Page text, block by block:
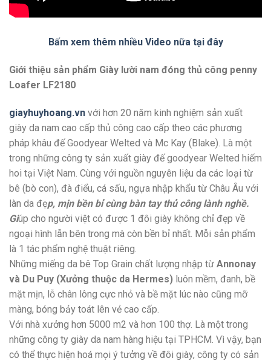
Bấm xem thêm nhiều Video nữa tại đây
Giới thiệu sản phẩm Giày lười nam đóng thủ công penny
Loafer LF2180
giayhuyhoang.vn với hơn 20 năm kinh nghiệm sản xuất
giày da nam cao cấp thủ công cao cấp theo các phương
pháp khâu đế Goodyear Welted và Mc Kay (Blake). Là một
trong những công ty sản xuất giày đế goodyear Welted hiếm
hoi tại Việt Nam. Cùng với nguồn nguyên liệu da các loại từ
bê (bò con), đà điểu, cá sấu, ngựa nhập khẩu từ Châu Âu với
làn da đẹp, mịn bền bỉ cùng bàn tay thủ công lành nghề.
Giúp cho người việt có được 1 đôi giày không chỉ đẹp về
ngoại hình lẫn bên trong mà còn bền bỉ nhất. Mỗi sản phẩm
là 1 tác phẩm nghệ thuật riêng.
Những miếng da bê Top Grain chất lượng nhập từ Annonay
và Du Puy (Xưởng thuộc da Hermes) luôn mềm, đanh, bề
mặt mịn, lỗ chân lông cực nhỏ và bề mặt lúc nào cũng mỡ
màng, bóng bảy toát lên vẻ cao cấp.
Với nhà xưởng hơn 5000 m2 và hơn 100 thợ. Là một trong
những công ty giày da nam hàng hiệu tại TPHCM. Vì vậy, bạn
có thể thực hiện hoá mọi ý tưởng về đôi giày, công ty có sản